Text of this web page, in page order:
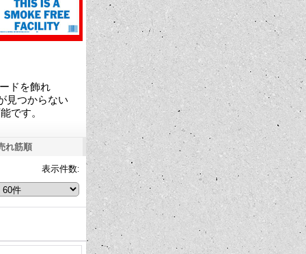
ドを飾れ
見つからない
です。
れ筋順
表示件数: